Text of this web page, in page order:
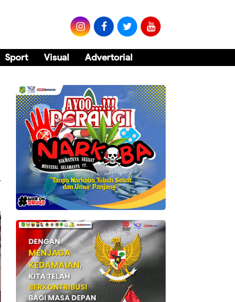
Sport Visual Advertorial